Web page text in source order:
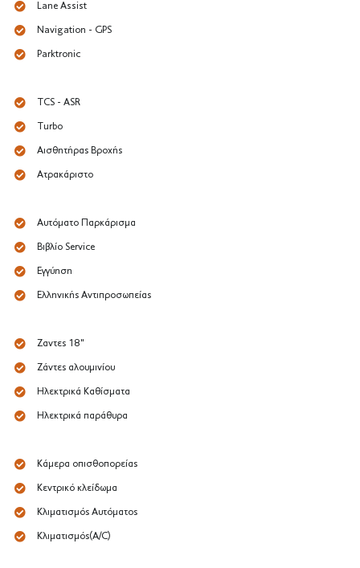
Lane Assist
Navigation - GPS
Parktronic
TCS - ASR
Turbo
Αισθητήρας Βροχής
Ατρακάριστο
Αυτόματο Παρκάρισμα
Βιβλίο Service
Εγγύηση
Ελληνικής Αντιπροσωπείας
Ζαντες 18"
Ζάντες αλουμινίου
Ηλεκτρικά Καθίσματα
Ηλεκτρικά παράθυρα
Κάμερα οπισθοπορείας
Κεντρικό κλείδωμα
Κλιματισμός Αυτόματος
Κλιματισμός(A/C)